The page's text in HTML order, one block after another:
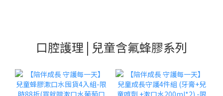
口腔護理 | 兒童含氟蜂膠系列